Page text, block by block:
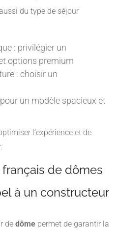
du type de séjour
: privilégier un
options premium
: choisir un
un modèle spacieux et
l’expérience et de
de dômes
à un constructeur
de dôme permet de garantir la